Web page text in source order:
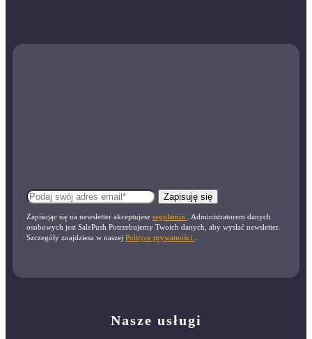
Zapisuję się
Zapisując się na newsletter akceptujesz regulamin
. Administratorem danych
osobowych jest SalePush Potrzebujemy Twoich danych, aby wysłać newsletter.
Szczegóły znajdziesz w naszej Polityce prywatności
Nasze usługi